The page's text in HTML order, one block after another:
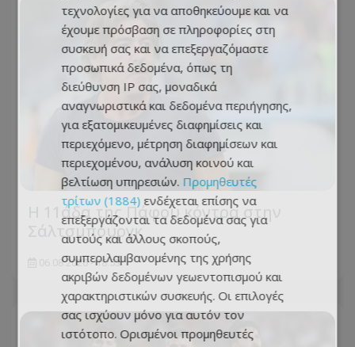
Η 11άδα της Πάφου κόντρα στην
Σάλτσμπουργκ
06.08.2026 - 18:53
τεχνολογίες για να αποθηκεύουμε και να
έχουμε πρόσβαση σε πληροφορίες στη
συσκευή σας και να επεξεργαζόμαστε
προσωπικά δεδομένα, όπως τη
διεύθυνση IP σας, μοναδικά
αναγνωριστικά και δεδομένα περιήγησης,
για εξατομικευμένες διαφημίσεις και
περιεχόμενο, μέτρηση διαφημίσεων και
περιεχομένου, ανάλυση κοινού και
βελτίωση υπηρεσιών. Προμηθευτές
τρίτων (1884) ενδέχεται επίσης να
επεξεργάζονται τα δεδομένα σας για
αυτούς και άλλους σκοπούς,
συμπεριλαμβανομένης της χρήσης
ακριβών δεδομένων γεωεντοπισμού και
χαρακτηριστικών συσκευής. Οι επιλογές
σας ισχύουν μόνο για αυτόν τον
ιστότοπο. Ορισμένοι προμηθευτές